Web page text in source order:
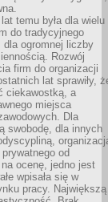
temu była dla wielu
do tradycyjnego
dla ogromnej liczby
Rozwój
firm do organizacji
lat sprawiły,
ciekawostką, a
miejsca
Dla
swobodę, dla innych
od
ocenę, jedno jest
wpisała się w
pracy. Największą